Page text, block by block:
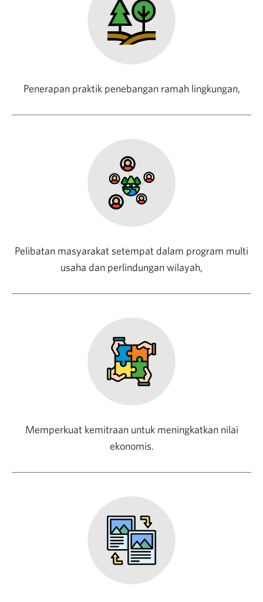
Penerapan praktik penebangan ramah lingkungan,
Pelibatan masyarakat setempat dalam program multi
usaha dan perlindungan wilayah,
Memperkuat kemitraan untuk meningkatkan nilai
ekonomis.